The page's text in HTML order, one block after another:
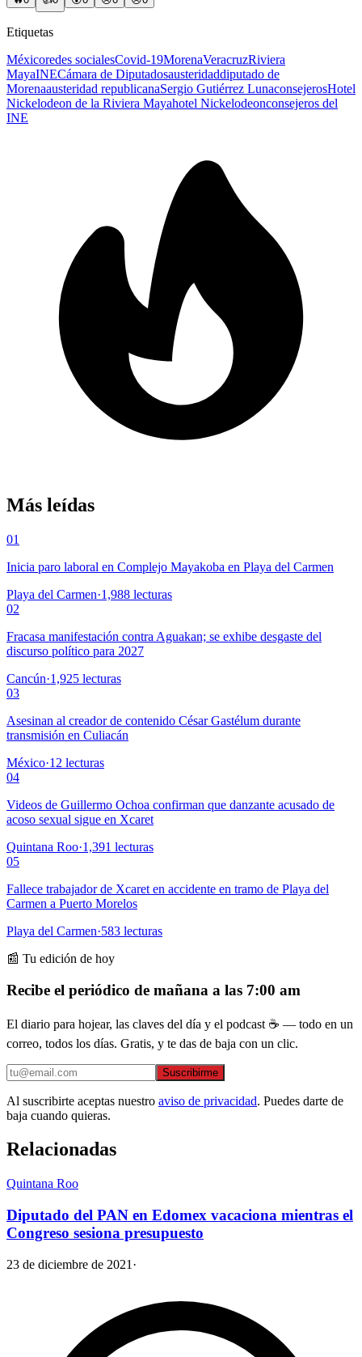
Etiquetas
Méxicoredes socialesCovid-19MorenaVeracruzRiviera
MayaINECámara de Diputadosausteridaddiputado de
Morenaausteridad republicanaSergio Gutiérrez LunaconsejerosHotel
Nickelodeon de la Riviera Mayahotel Nickelodeonconsejeros del
INE
Más leídas
01
Inicia paro laboral en Complejo Mayakoba en Playa del Carmen
Playa del Carmen·1,988 lecturas
02
Fracasa manifestación contra Aguakan; se exhibe desgaste del
discurso político para 2027
Cancún·1,925 lecturas
03
Asesinan al creador de contenido César Gastélum durante
transmisión en Culiacán
México·12 lecturas
04
Videos de Guillermo Ochoa confirman que danzante acusado de
acoso sexual sigue en Xcaret
Quintana Roo·1,391 lecturas
05
Fallece trabajador de Xcaret en accidente en tramo de Playa del
Carmen a Puerto Morelos
Playa del Carmen·583 lecturas
📰 Tu edición de hoy
Recibe el periódico de mañana a las 7:00 am
El diario para hojear, las claves del día y el podcast ☕ — todo en un
correo, todos los días. Gratis, y te das de baja con un clic.
Suscribirme
Al suscribirte aceptas nuestro aviso de privacidad. Puedes darte de
baja cuando quieras.
Relacionadas
Quintana Roo
Diputado del PAN en Edomex vacaciona mientras el
Congreso sesiona presupuesto
23 de diciembre de 2021 ·